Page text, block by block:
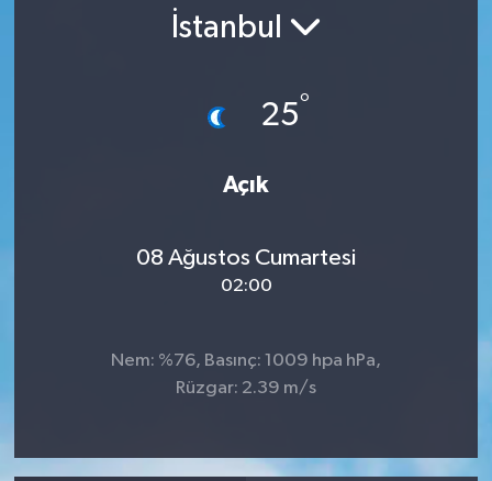
İstanbul
25°
Açık
08 Ağustos Cumartesi
02:00
Nem: %76, Basınç: 1009 hpa hPa,
Rüzgar: 2.39 m/s